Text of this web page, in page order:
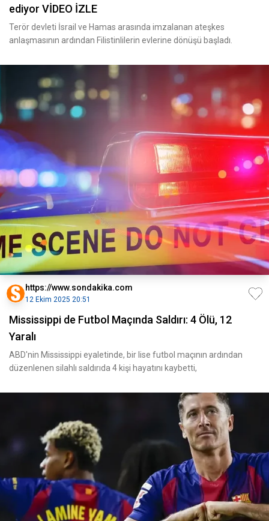
ediyor VİDEO İZLE
Terör devleti İsrail ve Hamas arasında imzalanan ateşkes
anlaşmasının ardından Filistinlilerin evlerine dönüşü başladı.
https://www.sondakika.com
12 Ekim 2025 20:51
Mississippi de Futbol Maçında Saldırı: 4 Ölü, 12
Yaralı
ABD'nin Mississippi eyaletinde, bir lise futbol maçının ardından
düzenlenen silahlı saldırıda 4 kişi hayatını kaybetti,